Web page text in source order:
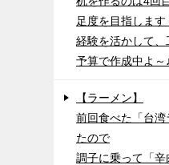
足度を目指します
経験を活かして
予算で作成中よ～
【ラーメン】
前回食べた「台
たので
調子に乗って「